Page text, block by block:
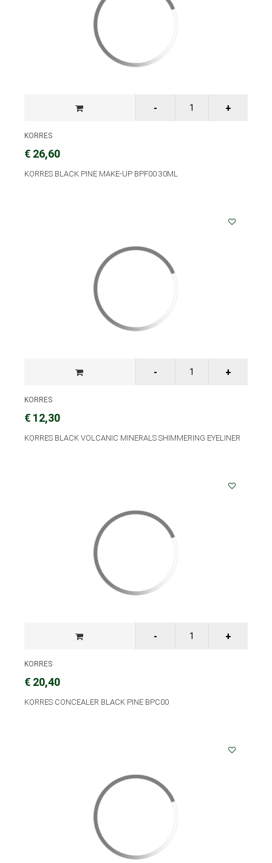
KORRES
€ 26,60
KORRES BLACK PINE MAKE-UP BPF00 30ML
KORRES
€ 12,30
KORRES BLACK VOLCANIC MINERALS SHIMMERING EYELINER
KORRES
€ 20,40
KORRES CONCEALER BLACK PINE BPC00